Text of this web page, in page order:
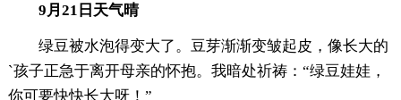
9月21日天气晴
绿豆被水泡得变大了。豆芽渐渐变皱起皮，像长大的
`孩子正急于离开母亲的怀抱。我暗处祈祷：“绿豆娃娃，
你可要快快长大呀！”